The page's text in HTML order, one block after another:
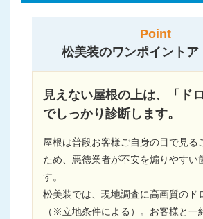
Point
松美装のワンポイントア
見えない屋根の上は、「ド
でしっかり診断します。
屋根は普段お客様ご自身の目で見る
ため、悪徳業者が不安を煽りやすい
す。
松美装では、現地調査に高画質のド
（※立地条件による）。お客様と一